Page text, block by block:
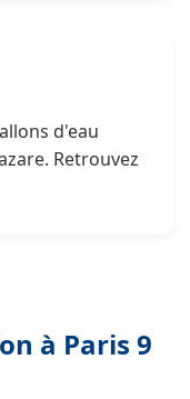
d'eau
Retrouvez
à Paris 9